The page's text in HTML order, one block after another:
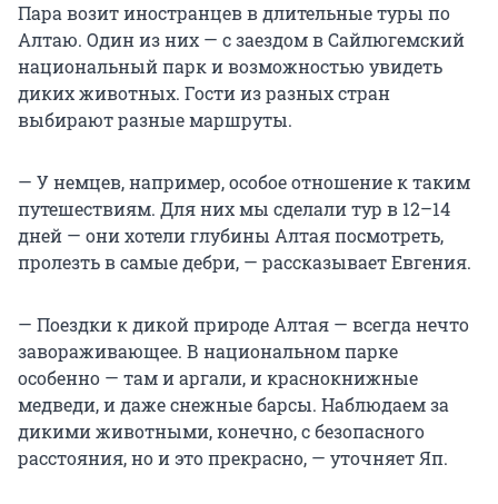
Пара возит иностранцев в длительные туры по
Алтаю. Один из них — с заездом в Сайлюгемский
национальный парк и возможностью увидеть
диких животных. Гости из разных стран
выбирают разные маршруты.
— У немцев, например, особое отношение к таким
путешествиям. Для них мы сделали тур в 12–14
дней — они хотели глубины Алтая посмотреть,
пролезть в самые дебри, — рассказывает Евгения.
— Поездки к дикой природе Алтая — всегда нечто
завораживающее. В национальном парке
особенно — там и аргали, и краснокнижные
медведи, и даже снежные барсы. Наблюдаем за
дикими животными, конечно, с безопасного
расстояния, но и это прекрасно, — уточняет Яп.